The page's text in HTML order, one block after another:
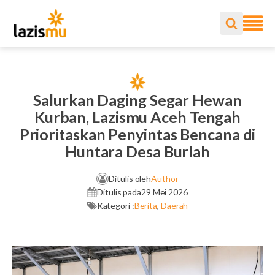
Salurkan Daging Segar Hewan
Kurban, Lazismu Aceh Tengah
Prioritaskan Penyintas Bencana di
Huntara Desa Burlah
Ditulis olehAuthor
Ditulis pada29 Mei 2026
Kategori :Berita, Daerah